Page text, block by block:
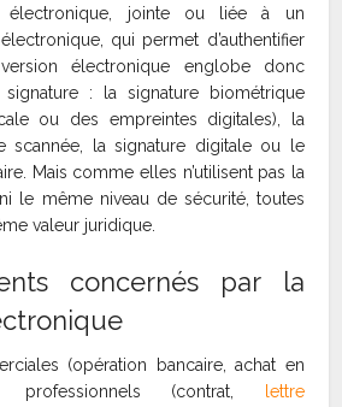
électronique, jointe ou liée à un
qui permet d’authentifier
électronique englobe donc
: la signature biométrique
ou des empreintes digitales), la
scannée, la signature digitale ou le
Mais comme elles n’utilisent pas la
le même niveau de sécurité, toutes
valeur juridique.
concernés par la
(opération bancaire, achat en
professionnels (contrat, lettre